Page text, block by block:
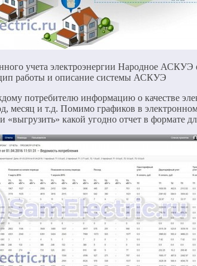
учета электроэнергии Народное АСКУЭ
работы и описание системы АСКУЭ
потребителю информацию о качестве
месяц и т.д. Помимо графиков в
«выгрузить» какой угодно отчет в формате